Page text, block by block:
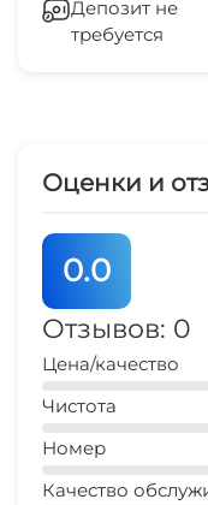
рынок
Депозит не
требуется
Оценки и
0.0
Отзывов: 0
Цена/качество
Чистота
Номер
Качество